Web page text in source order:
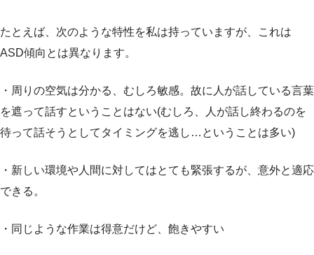
たとえば、次のような特性を私は持っていますが、これは
ASD傾向とは異なります。
・周りの空気は分かる、むしろ敏感。故に人が話している言葉
を遮って話すということはない(むしろ、人が話し終わるのを
待って話そうとしてタイミングを逃し…ということは多い)
・新しい環境や人間に対してはとても緊張するが、意外と適応
できる。
・同じような作業は得意だけど、飽きやすい